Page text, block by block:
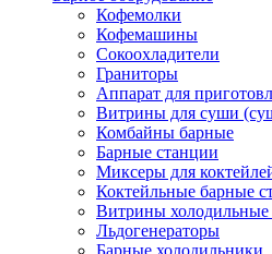
Кофемолки
Кофемашины
Сокоохладители
Граниторы
Аппарат для
Витрины для суши
Комбайны барные
Барные станции
Миксеры для
Коктейльные барные
Витрины холодильные
Льдогенераторы
Барные холодильники